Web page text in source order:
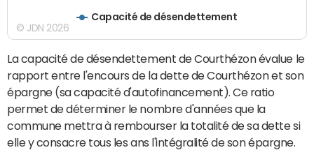
Capacité de désendettement
© JDN 2026
La capacité de désendettement de Courthézon évalue le
rapport entre l'encours de la dette de Courthézon et son
épargne (sa capacité d'autofinancement). Ce ratio
permet de déterminer le nombre d'années que la
commune mettra à rembourser la totalité de sa dette si
elle y consacre tous les ans l'intégralité de son épargne.